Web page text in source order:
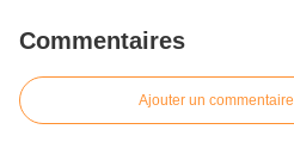
Commentaires
Ajouter un commentaire